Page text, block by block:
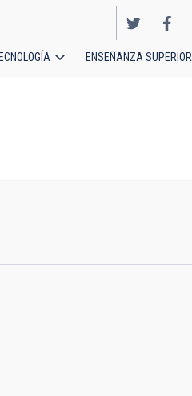
ENSEÑANZA SUPERIOR